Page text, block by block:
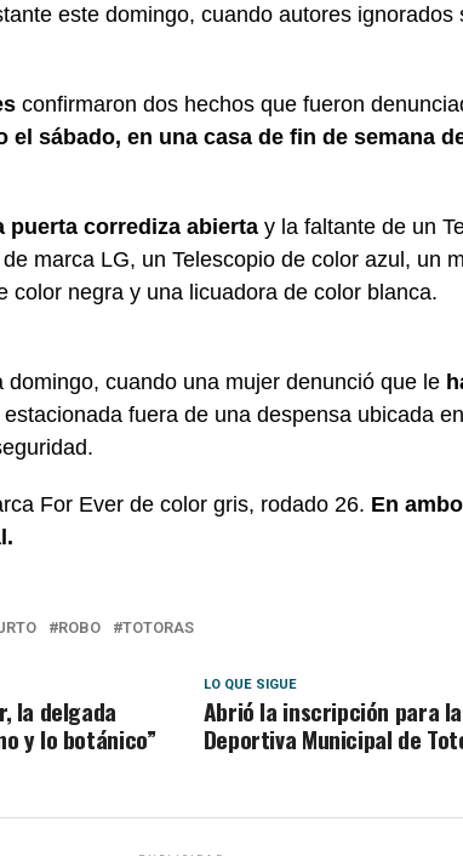
este domingo, cuando autores ignorados
confirmaron dos hechos que fueron
el sábado, en una casa de fin de semana
puerta corrediza abierta y la faltante de un
marca LG, un Telescopio de color azul, un
color negra y una licuadora de color blanca.
cuando una mujer denunció que le
fuera de una despensa ubicada
For Ever de color gris, rodado 26. En
ROBO TOTORAS
LO QUE SIGUE
Abrió la inscripción para
Deportiva Municipal de
la delgada
y lo botánico”